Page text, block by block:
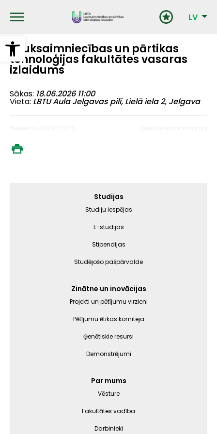
Open toolbar
galveno LV
Lauksaimniecības un pārtikas
tehnoloģijas fakultātes vasaras
izlaidums
Sākas 18.06.2026 11:00
Vieta LBTU Aula Jelgavas pilī, Lielā iela 2, Jelgava
Studijas
Studiju iespējas
E-studijas
Stipendijas
Studējošo pašpārvalde
Zinātne un inovācijas
Projekti un pētījumu virzieni
Pētījumu ētikas komiteja
Ģenētiskie resursi
Demonstrējumi
Par mums
Vēsture
Fakultātes vadība
Darbinieki